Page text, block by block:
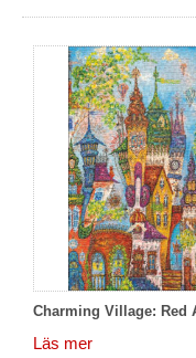
Charming Village: Red
Läs mer